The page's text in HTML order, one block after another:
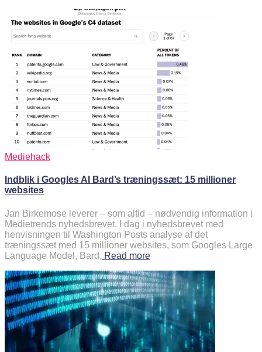
Mediehack
Indblik i Googles AI Bard’s træningssæt: 15 millioner
websites
Jan Birkemose leverer – som altid – nødvendig information i
Medietrends nyhedsbrevet. I dag i nyhedsbrevet med
henvisningen til Washington Posts analyse af det
træningssæt med 15 millioner websites, som Googles Large
Language Model, Bard, Read more